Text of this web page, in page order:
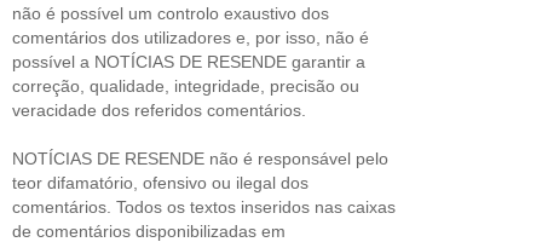
não é possível um controlo exaustivo dos
comentários dos utilizadores e, por isso, não é
possível a NOTÍCIAS DE RESENDE garantir a
correção, qualidade, integridade, precisão ou
veracidade dos referidos comentários.
NOTÍCIAS DE RESENDE não é responsável pelo
teor difamatório, ofensivo ou ilegal dos
comentários. Todos os textos inseridos nas caixas
de comentários disponibilizadas em